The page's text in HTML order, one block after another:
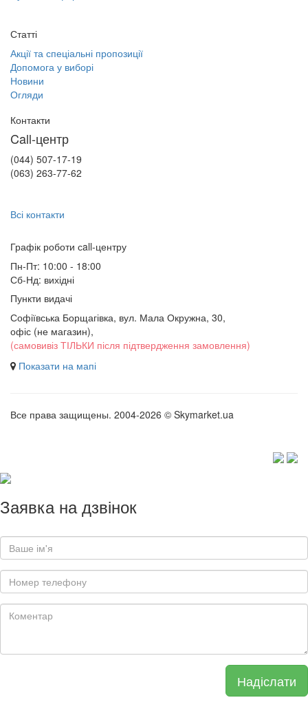
Статті
Акції та спеціальні пропозиції
Допомога у виборі
Новини
Огляди
Контакти
Call-центр
(044) 507-17-19
(063) 263-77-62
Всі контакти
Графік роботи сall-центру
Пн-Пт: 10:00 - 18:00
Сб-Нд: вихідні
Пункти видачі
Софіївська Борщагівка, вул. Мала Окружна, 30,
офіс (не магазин),
(самовивіз ТІЛЬКИ після підтвердження замовлення)
Показати на мапі
Все права защищены. 2004-2026 © Skymarket.ua
Заявка на дзвінок
Надіслати